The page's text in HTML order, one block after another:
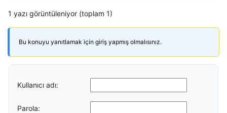
1 yazı görüntüleniyor (toplam 1)
Bu konuyu yanıtlamak için giriş yapmış olmalısınız.
Kullanıcı adı:
Parola: